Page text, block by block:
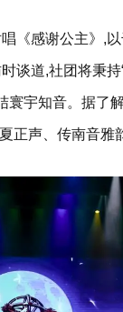
《感谢公主》,
谈道,社团将秉
寰宇知音。据了
正声、传南音雅